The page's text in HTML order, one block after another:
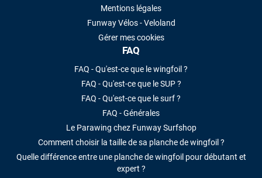
Mentions légales
Funway Vélos - Veloland
Gérer mes cookies
FAQ
FAQ - Qu'est-ce que le wingfoil ?
FAQ - Qu'est-ce que le SUP ?
FAQ - Qu'est-ce que le surf ?
FAQ - Générales
Le Parawing chez Funway Surfshop
Comment choisir la taille de sa planche de wingfoil ?
Quelle différence entre une planche de wingfoil pour débutant et
expert ?